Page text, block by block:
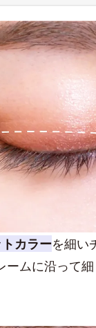
カラーを細い
ームに沿って細